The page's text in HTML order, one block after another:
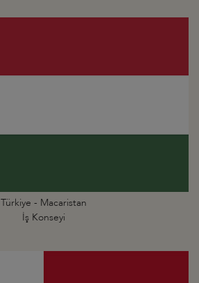
Türkiye - Macaristan
İş Konseyi